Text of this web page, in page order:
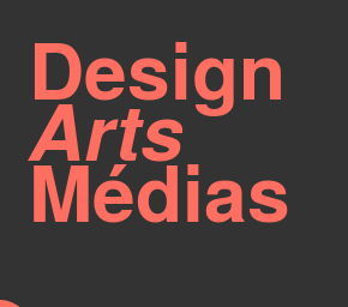
Design
Arts
Médias